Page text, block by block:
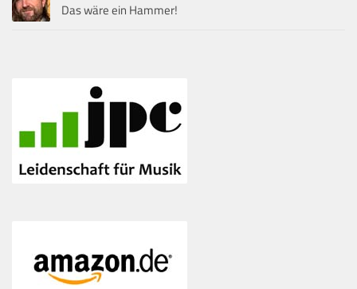
Das wäre ein Hammer!